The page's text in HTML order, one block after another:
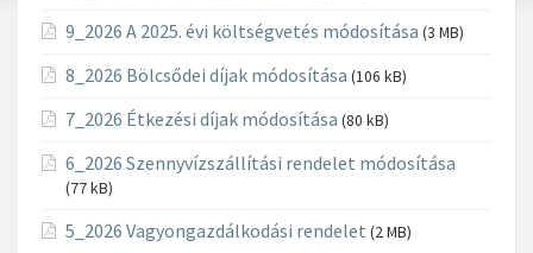
9_2026 A 2025. évi költségvetés módosítása (3 MB)
8_2026 Bölcsődei díjak módosítása (106 kB)
7_2026 Étkezési díjak módosítása (80 kB)
6_2026 Szennyvízszállítási rendelet módosítása
(77 kB)
5_2026 Vagyongazdálkodási rendelet (2 MB)